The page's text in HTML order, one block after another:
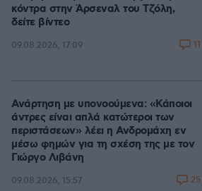
κόντρα στην Άρσεναλ του Τζόλη,
δείτε βίντεο
09.08.2026, 17:09 11
Ανάρτηση με υπονοούμενα: «Κάποιοι
άντρες είναι απλά κατώτεροι των
περιστάσεων» λέει η Ανδρομάχη εν
μέσω φημών για τη σχέση της με τον
Γιώργο Λιβάνη
09.08.2026, 15:57 25